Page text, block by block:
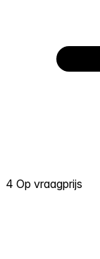
4 Op vraagprijs